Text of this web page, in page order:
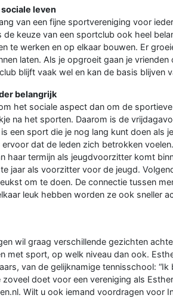
leven
van een fijne sportvereniging voor
keuze van een sportclub ook heel
te werken en op elkaar bouwen. Er
laten. Als je opgroeit gaan je
blijft vaak wel en kan de basis blijven
belangrijk
het sociale aspect dan om de
na het sporten. Daarom is de
een sport die je nog lang kunt doen als
dat de leden zich betrokken
haar termijn als jeugdvoorzitter komt
jaar als voorzitter voor de jeugd.
om te doen. De connectie tussen
leuk hebben worden ze ook sneller
wil graag verschillende gezichten
met sport, op welk niveau dan ook.
van de gelijknamige tennisschool:
doet voor een vereniging als
Wilt u ook iemand voordragen voor